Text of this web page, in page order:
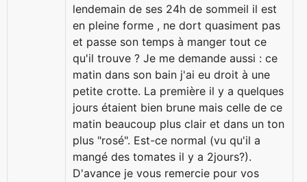
lendemain de ses 24h de sommeil il est
en pleine forme , ne dort quasiment pas
et passe son temps à manger tout ce
qu'il trouve ? Je me demande aussi : ce
matin dans son bain j'ai eu droit à une
petite crotte. La première il y a quelques
jours étaient bien brune mais celle de ce
matin beaucoup plus clair et dans un ton
plus "rosé". Est-ce normal (vu qu'il a
mangé des tomates il y a 2jours?).
D'avance je vous remercie pour vos